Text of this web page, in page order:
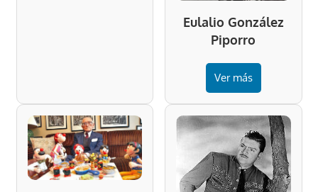
Eulalio González
Piporro
Ver más